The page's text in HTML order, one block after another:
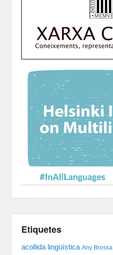
Etiquetes
acollida lingüística Any Brossa